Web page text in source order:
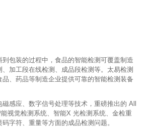
包装的过程中，食品的智能检测可覆盖制造
加工段在线检测、成品段检测等。太易检测
、药品等制造企业提供可靠的智能检测装备
感应、数字信号处理等技术，重磅推出的 All
视觉检测系统、智能X 光检测系统、金检重
字符、重量等方面的成品检测问题。